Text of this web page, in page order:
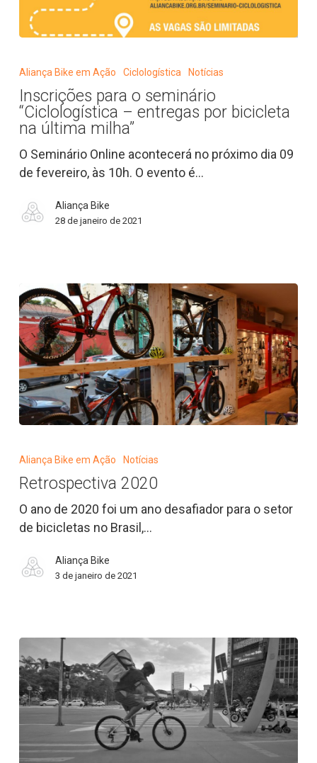
seminário
“Ciclologística
–
entregas
por
na
Aliança Bike em Ação Ciclologística Notícias
Inscrições para o seminário
“Ciclologística – entregas por bicicleta
na última milha”
O Seminário Online acontecerá no próximo dia 09
de fevereiro, às 10h. O evento é…
Aliança Bike
28 de janeiro de 2021
Aliança Bike em Ação Notícias
Retrospectiva 2020
O ano de 2020 foi um ano desafiador para o setor
de bicicletas no Brasil,…
Aliança Bike
3 de janeiro de 2021